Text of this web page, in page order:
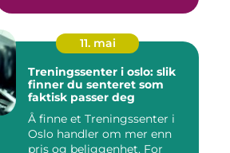
11. mai
Treningssenter i oslo: slik
finner du senteret som
faktisk passer deg
Å finne et Treningssenter i
Oslo handler om mer enn
pris og beliggenhet. For